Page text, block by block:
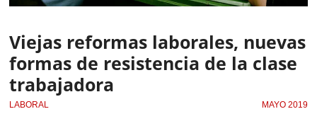
Viejas reformas laborales, nuevas
formas de resistencia de la clase
trabajadora
LABORAL MAYO 2019